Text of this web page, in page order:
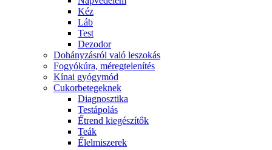
Kéz
Láb
Test
Dezodor
Dohányzásról való leszokás
Fogyókúra, méregtelenítés
Kínai gyógymód
Cukorbetegeknek
Diagnosztika
Testápolás
É́trend kiegészítők
Teák
É́lelmiszerek